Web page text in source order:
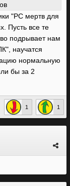
"PC мертв для
Пусть все те
подрывает нам
научатся
нормальную
бы за 2
1 1